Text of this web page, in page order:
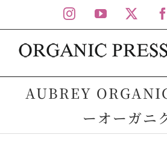
to
content
Instagram
YouTube
AUBREY
ーオーガニ